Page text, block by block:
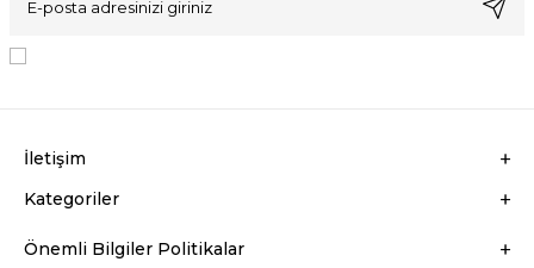
İletişim
Kategoriler
Önemli Bilgiler Politikalar